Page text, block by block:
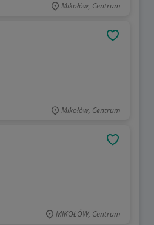
Mikołów, Centrum
Mikołów, Centrum
MIKOŁÓW, Centrum